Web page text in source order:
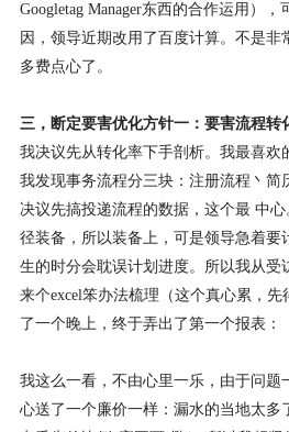
Googletag Manager东西的合作运用）
因，领导近期改用了百度计算。不是非
多费点心了。
三，断定要害优化方针一：要害流程转
我决议先从转化率下手剖析。我最喜欢
我发现事务流程分三块：注册流程丶简
决议先搞投递流程的数据，这个最 中
径装备，所以装备上，可是领导急着要
生的时分会耽误计划进度。所以我从受
来个excel笨办法梳理（这个真心累，
了一个晚上，终于弄出了第一个报表：
我这么一看，不由心里一乐，由于问题
心送了一个廉价一样：漏水的当地太多